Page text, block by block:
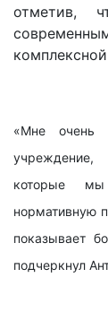
отметив,
«Мне очень
учреждение,
которые мы
нормативную
показывает
подчеркнул